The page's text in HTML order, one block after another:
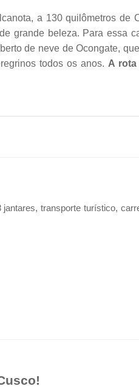
a 130 quilômetros de
grande beleza. Para essa
de neve de Ocongate,
todos os anos. A
transporte turístico,